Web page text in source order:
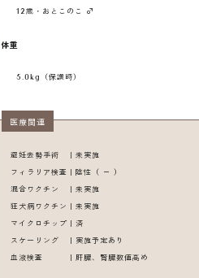
12歳・おとこのこ ♂
体重
5.0kg（保護時）
医療関連
避妊去勢手術 ｜未実施
フィラリア検査｜陰性（ − ）
混合ワクチン ｜未実施
狂犬病ワクチン｜未実施
マイクロチップ｜済
スケーリング ｜実施予定あり
血液検査 ｜肝臓、腎臓数値高め